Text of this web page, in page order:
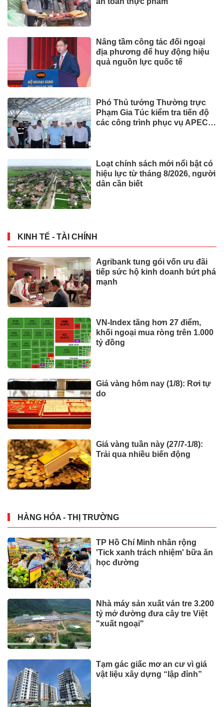
Nâng tầm công tác đối ngoại
địa phương để huy động hiệu
quả nguồn lực quốc tế
Phó Thủ tướng Thường trực
Phạm Gia Túc kiểm tra tiến độ
các công trình phục vụ APEC
Loạt chính sách mới nổi bật có
hiệu lực từ tháng 8/2026, người
dân cần biết
KINH TẾ - TÀI CHÍNH
Agribank tung gói vốn ưu đãi
tiếp sức hộ kinh doanh bứt phá
mạnh
VN-Index tăng hơn 27 điểm,
khối ngoại mua ròng trên 1.000
tỷ đồng
Giá vàng hôm nay (1/8): Rơi tự
do
Giá vàng tuần này (27/7-1/8):
Trải qua nhiều biến động
HÀNG HÓA - THỊ TRƯỜNG
TP Hồ Chí Minh nhân rộng
'Tick xanh trách nhiệm' bữa ăn
học đường
Nhà máy sản xuất ván tre 3.200
tỷ mở đường đưa cây tre Việt
"xuất ngoại"
Tạm gác giấc mơ an cư vì giá
vật liệu xây dựng “lập đỉnh”